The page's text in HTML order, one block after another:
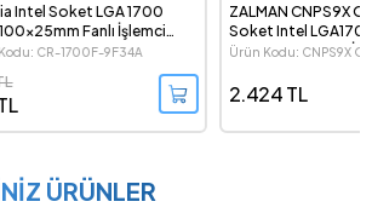
1700
İşlemci
ZALMAN CNPS9X OPTIMA RGB
Soket Intel LGA1700 ve AMD AM5
Destekli Kule Tipi İşlemci
Ürün Kodu: CNPS9X OPTIMA RGB
2.424 TL
ÜRÜNLER